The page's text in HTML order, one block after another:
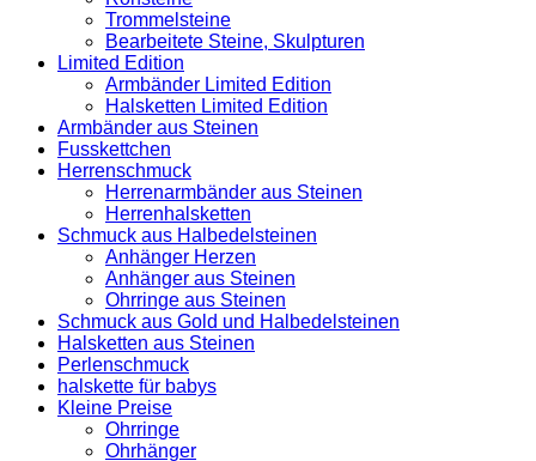
Trommelsteine
Bearbeitete Steine, Skulpturen
Limited Edition
Armbänder Limited Edition
Halsketten Limited Edition
Armbänder aus Steinen
Fusskettchen
Herrenschmuck
Herrenarmbänder aus Steinen
Herrenhalsketten
Schmuck aus Halbedelsteinen
Anhänger Herzen
Anhänger aus Steinen
Ohrringe aus Steinen
Schmuck aus Gold und Halbedelsteinen
Halsketten aus Steinen
Perlenschmuck
halskette für babys
Kleine Preise
Ohrringe
Ohrhänger